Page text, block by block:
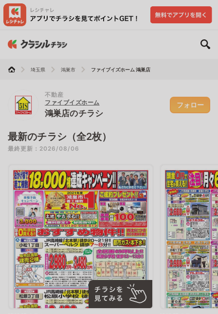
埼玉県 鴻巣市 ファイブイズホーム 鴻巣店
不動産
ファイブイズホーム
鴻巣店のチラシ
フォロー
最新のチラシ（全2枚）
最終更新：2026/08/06